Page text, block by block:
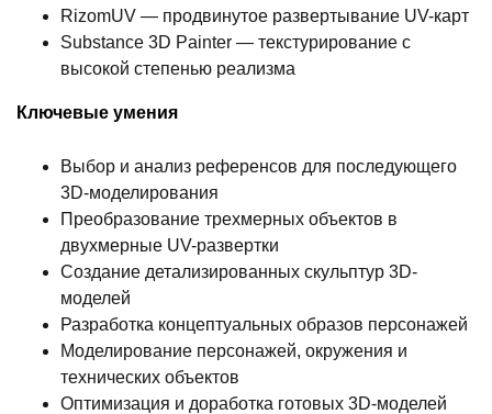
RizomUV — продвинутое развертывание UV-карт
Substance 3D Painter — текстурирование с
высокой степенью реализма
Ключевые умения
Выбор и анализ референсов для последующего
3D-моделирования
Преобразование трехмерных объектов в
двухмерные UV-развертки
Создание детализированных скульптур 3D-
моделей
Разработка концептуальных образов персонажей
Моделирование персонажей, окружения и
технических объектов
Оптимизация и доработка готовых 3D-моделей